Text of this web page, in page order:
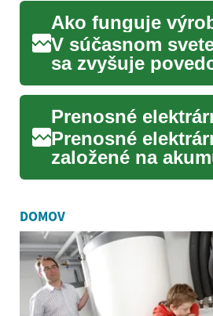
Ako funguje
V súčasnom
sa zvyšuje
pozornosť čor...
Prenosné
Prenosné
založené na
výstupmi. ...
DOMOV